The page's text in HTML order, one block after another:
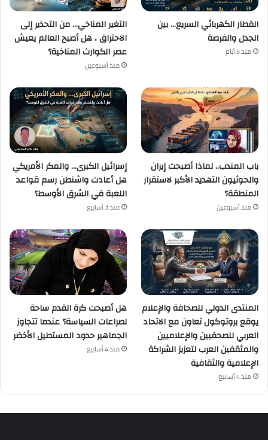
القطار الكهربائي السريع… بين
الجدل والفرصة
منذ 5 أيام
التغير المناخي… من التحذير إلى
الاحتراق ، هل أصبح العالم يعيش
عصر الكوارث المناخية؟
منذ أسبوعين
باب المندب.. لماذا أصبحت إيران
والحوثيون التهديد الأكبر لاستقرار
المنطقة؟
منذ أسبوعين
إسرائيل الكبرى… والمكر الأمريكي
هل أعادت واشنطن رسم قواعد
اللعبة في الشرق الأوسط؟
منذ 3 أسابيع
المنتدى الدولي للصحافة والإعلام
يوقع بروتوكول تعاون مع الاتحاد
العربي للصحفيين والإعلاميين
والمثقفين العرب لتعزيز الشراكة
الإعلامية والثقافية
منذ 4 أسابيع
هل أصبحت كرة القدم ساحة
لصراعات السياسة؟ عندما تتجاوز
الجماهير حدود المستطيل الأخضر
منذ 4 أسابيع